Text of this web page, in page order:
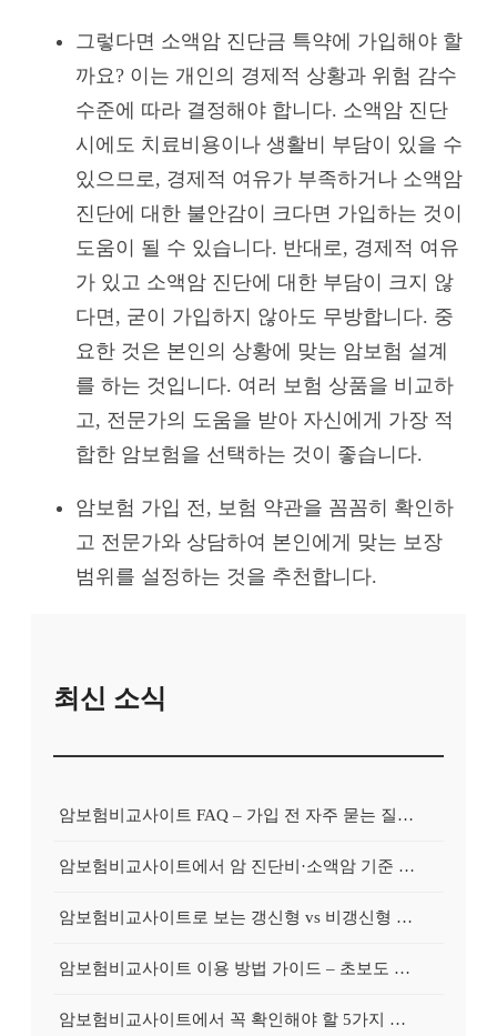
그렇다면 소액암 진단금 특약에 가입해야 할
까요? 이는 개인의 경제적 상황과 위험 감수
수준에 따라 결정해야 합니다. 소액암 진단
시에도 치료비용이나 생활비 부담이 있을 수
있으므로, 경제적 여유가 부족하거나 소액암
진단에 대한 불안감이 크다면 가입하는 것이
도움이 될 수 있습니다. 반대로, 경제적 여유
가 있고 소액암 진단에 대한 부담이 크지 않
다면, 굳이 가입하지 않아도 무방합니다. 중
요한 것은 본인의 상황에 맞는 암보험 설계
를 하는 것입니다. 여러 보험 상품을 비교하
고, 전문가의 도움을 받아 자신에게 가장 적
합한 암보험을 선택하는 것이 좋습니다.
암보험 가입 전, 보험 약관을 꼼꼼히 확인하
고 전문가와 상담하여 본인에게 맞는 보장
범위를 설정하는 것을 추천합니다.
최신 소식
암보험비교사이트 FAQ – 가입 전 자주 묻는 질문 정리
암보험비교사이트에서 암 진단비·소액암 기준 제대로 비교하기
암보험비교사이트로 보는 갱신형 vs 비갱신형 암보험 차이
암보험비교사이트 이용 방법 가이드 – 초보도 쉽게 비교하는 순서
암보험비교사이트에서 꼭 확인해야 할 5가지 비교 포인트